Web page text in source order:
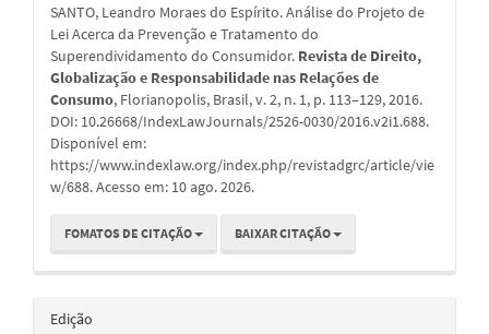
artigo
SANTO, Leandro Moraes do Espírito. Análise do Projeto de
Lei Acerca da Prevenção e Tratamento do
Superendividamento do Consumidor. Revista de Direito,
Globalização e Responsabilidade nas Relações de
Consumo, Florianopolis, Brasil, v. 2, n. 1, p. 113–129, 2016.
DOI: 10.26668/IndexLawJournals/2526-0030/2016.v2i1.688.
Disponível em:
https://www.indexlaw.org/index.php/revistadgrc/article/vie
w/688. Acesso em: 10 ago. 2026.
FOMATOS DE CITAÇÃO BAIXAR CITAÇÃO
Edição